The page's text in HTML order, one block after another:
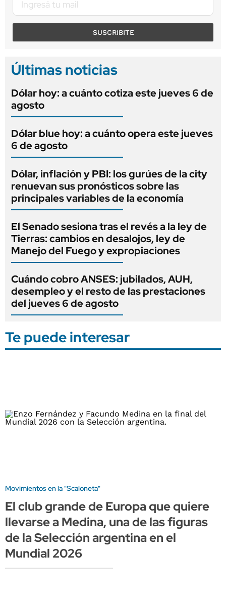
SUSCRIBITE
Últimas noticias
Dólar hoy: a cuánto cotiza este jueves 6 de
agosto
Dólar blue hoy: a cuánto opera este jueves
6 de agosto
Dólar, inflación y PBI: los gurúes de la city
renuevan sus pronósticos sobre las
principales variables de la economía
El Senado sesiona tras el revés a la ley de
Tierras: cambios en desalojos, ley de
Manejo del Fuego y expropiaciones
Cuándo cobro ANSES: jubilados, AUH,
desempleo y el resto de las prestaciones
del jueves 6 de agosto
Te puede interesar
Movimientos en la "Scaloneta"
El club grande de Europa que quiere
llevarse a Medina, una de las figuras
de la Selección argentina en el
Mundial 2026